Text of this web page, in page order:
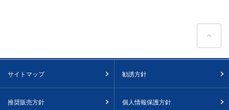
ペ
サイトマップ 勧誘方針
推奨販売方針 個人情報保護方針